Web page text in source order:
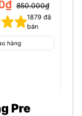
850.000₫
1879 đã
bán
hàng
Pre